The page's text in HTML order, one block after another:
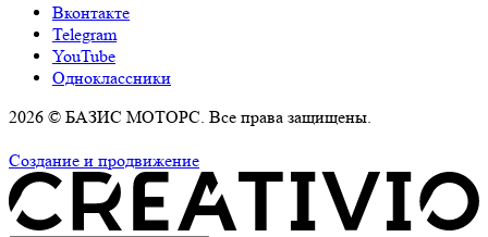
Вконтакте
Telegram
YouTube
Одноклассники
2026 © БАЗИС МОТОРС. Все права защищены.
Создание и продвижение